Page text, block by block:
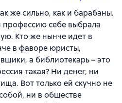
же сильно, как и барабаны.
себе выбрала
Кто же нынче идет в
в фаворе юристы,
а библиотекарь – это
такая? Ни денег, ни
Вот только ей скучно не
ни в обществе